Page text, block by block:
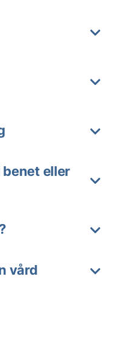
benet eller
vård